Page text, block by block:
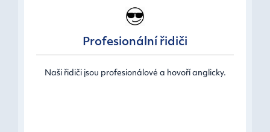
Profesionální řidiči
Naši řidiči jsou profesionálové a hovoří anglicky.